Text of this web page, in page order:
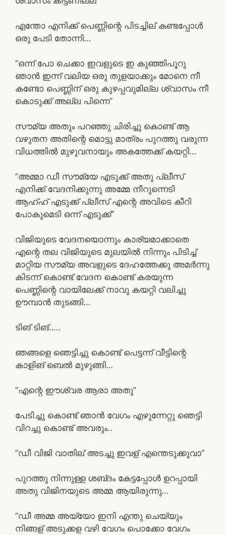
എന്തോ എനിക്ക് പെണ്ണിന്റെ പിടച്ചില് കണ്ടപ്പോൾ
ഒരു പേടി തോന്നി…
“ഒന്ന് പോ ചെക്കാ ഇവളുടെ ഇ കുഞ്ഞിപൂറു
ഞാൻ ഇന്ന് വലിയ ഒരു തുളയാക്കും മോനെ നീ
കണ്ടോ പെണ്ണിന് ഒരു കുഴപ്പവുമില്ല ശ്വാസം നീ
കൊടുക്ക് അല്ല പിന്നെ”
സൗമ്യ അതും പറഞ്ഞു ചിരിച്ചു കൊണ്ട് ആ
വഴുതന അതിന്റെ മൊട്ടു മാത്രം പുറത്തു വരുന്ന
വിധത്തിൽ മുഴുവനായും അകത്തേക്ക് കയറ്റി…
“അമ്മാ ഡീ സൗമ്യേ എടുക്ക് അതു പ്ലീസ്
എനിക്ക് വേദനിക്കുന്നു അമ്മേ നീറുന്നെടി
ആഹ്ഹ് എടുക്ക് പ്ലീസ് എന്റെ അവിടെ കീറി
പോകുമെടി ഒന്ന് എടുക്ക്”
വിജിയുടെ വേദനയൊന്നും കാര്യമാക്കാതെ
എന്റെ തല വിജിയുടെ മുലയിൽ നിന്നും പിടിച്ച്
മാറ്റിയ സൗമ്യ അവളുടെ ദേഹത്തേക്കു അമർന്നു
കിടന്ന് കൊണ്ട് വേദന കൊണ്ട് കരയുന്ന
പെണ്ണിന്റെ വായിലേക്ക് നാവു കയറ്റി വലിച്ചു
ഊമ്പാൻ തുടങ്ങി…
ടിങ് ടിങ്…..
ഞങ്ങളെ ഞെട്ടിച്ചു കൊണ്ട് പെട്ടന്ന് വീട്ടിന്റെ
കാളിങ് ബെൽ മുഴുങ്ങി…
“എന്റെ ഈശ്വര ആരാ അതു”
പേടിച്ചു കൊണ്ട് ഞാൻ വേഗം എഴുന്നേറ്റു ഞെട്ടി
വിറച്ചു കൊണ്ട് അവരും..
“ഡീ വിജി വാതില് അടച്ചു ഇവള് എന്തെടുക്കുവാ”
പുറത്തു നിന്നുള്ള ശബ്‌ദം കേട്ടപ്പോൾ ഉറപ്പായി
അതു വിജിനയുടെ അമ്മ ആയിരുന്നു…
“ഡീ അമ്മ അയ്യോ ഇനി എന്തു ചെയ്യും
നിങ്ങള് അടുക്കള വഴി വേഗം പൊക്കോ വേഗം